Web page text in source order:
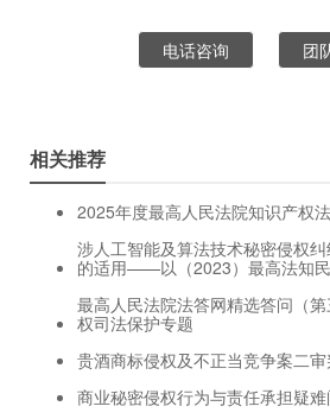
电话咨询 团
相关推荐
2025年度最高人民法院知识产权
涉人工智能及算法技术秘密侵权
的适用——以（2023）最高法知
最高人民法院法答网精选答问（
权司法保护专题
贵酒商标侵权及不正当竞争案二
商业秘密侵权行为与责任承担疑